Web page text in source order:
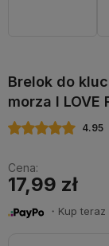
Brelok do
morza I LOVE
4.95
Cena:
17,99 zł
・Kup